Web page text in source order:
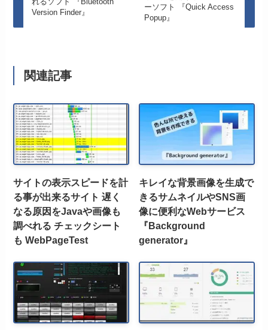
Version Finder』
ーソフト 『Quick Access
Popup』
関連記事
サイトの表示スピードを計
る事が出来るサイト 遅く
なる原因をJavaや画像も
調べれる チェックシート
も WebPageTest
キレイな背景画像を生成で
きるサムネイルやSNS画
像に便利なWebサービス
『Background
generator』